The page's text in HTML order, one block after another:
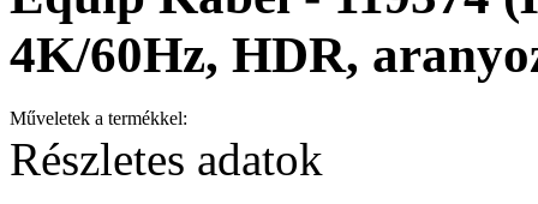
4K/60Hz, HDR,
Műveletek a termékkel:
Részletes adatok